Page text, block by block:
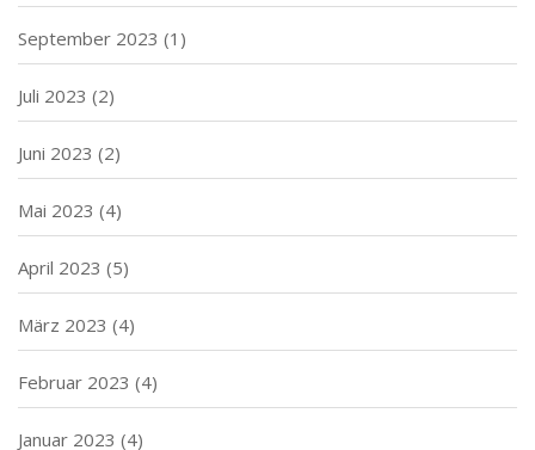
September 2023 (1)
Juli 2023 (2)
Juni 2023 (2)
Mai 2023 (4)
April 2023 (5)
März 2023 (4)
Februar 2023 (4)
Januar 2023 (4)